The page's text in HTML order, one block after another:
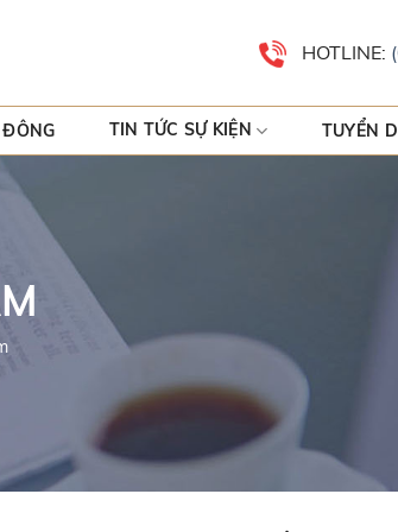
HOTLINE:
TIN TỨC SỰ KIỆN TUYỂN